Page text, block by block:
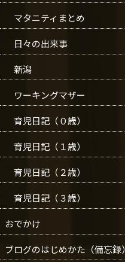
マタニティまとめ
日々の出来事
新潟
ワーキングマザー
育児日記（０歳）
育児日記（１歳）
育児日記（２歳）
育児日記（３歳）
おでかけ
ブログのはじめかた（備忘録）